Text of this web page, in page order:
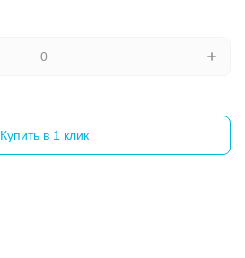
Купить в 1 клик